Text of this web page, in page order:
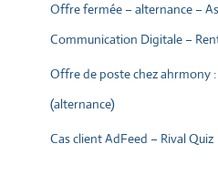
Offre fermée – alternance –
Communication Digitale –
Offre de poste chez ahrmony
(alternance)
Cas client AdFeed – Rival Quiz